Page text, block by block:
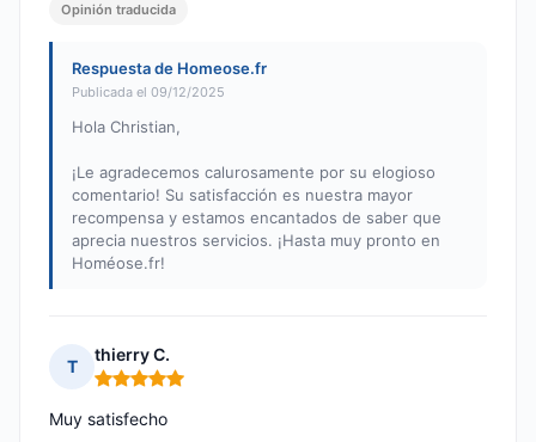
Opinión traducida
Respuesta de Homeose.fr
Publicada el 09/12/2025
Hola Christian,
¡Le agradecemos calurosamente por su elogioso
comentario! Su satisfacción es nuestra mayor
recompensa y estamos encantados de saber que
aprecia nuestros servicios. ¡Hasta muy pronto en
Homéose.fr!
T
thierry C.
Nota: 5 de 5
Muy satisfecho